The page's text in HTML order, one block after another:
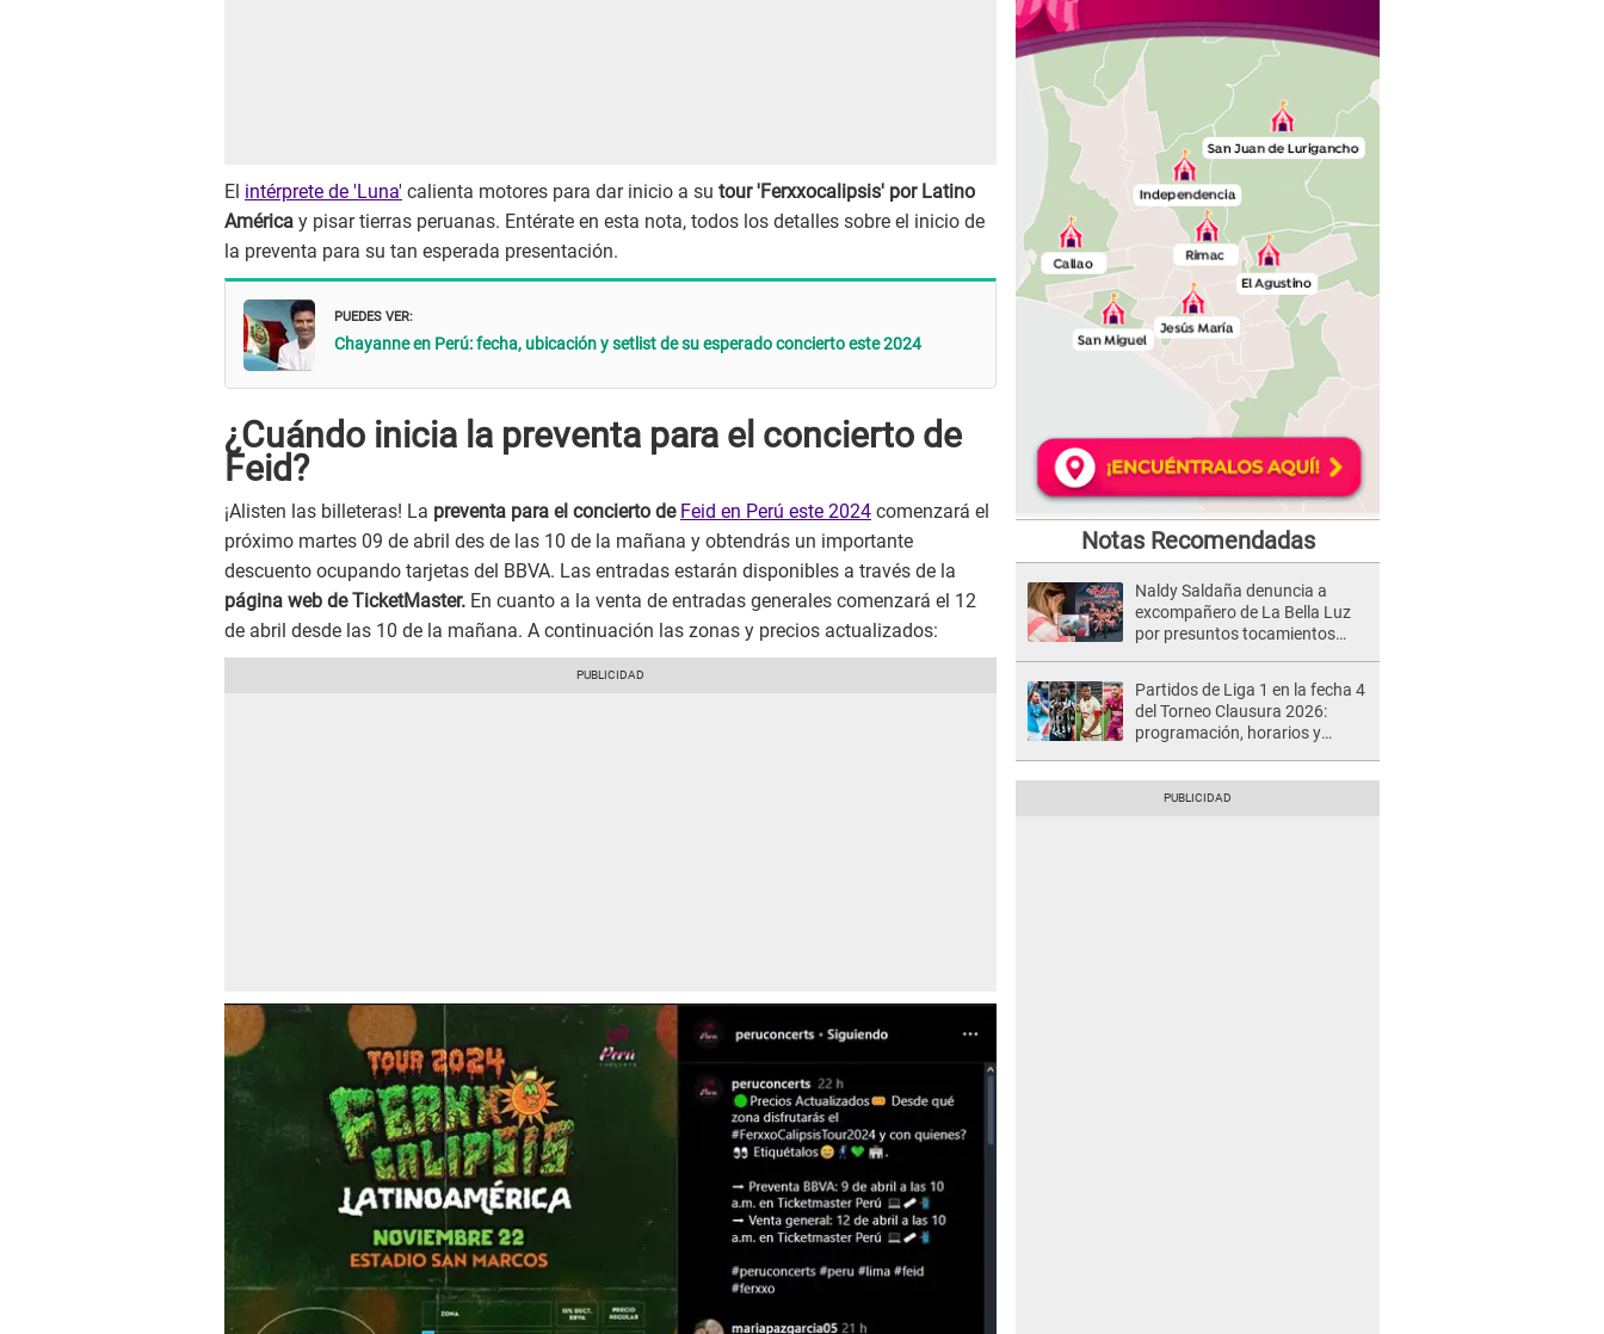
El intérprete de 'Luna' calienta motores para dar inicio a su tour 'Ferxxocalipsis' por Latino
América y pisar tierras peruanas. Entérate en esta nota, todos los detalles sobre el inicio de
la preventa para su tan esperada presentación.
PUEDES VER:
Chayanne en Perú: fecha, ubicación y setlist de su esperado concierto este 2024
¿Cuándo inicia la preventa para el concierto de
Feid?
¡Alisten las billeteras! La preventa para el concierto de Feid en Perú este 2024 comenzará el
próximo martes 09 de abril des de las 10 de la mañana y obtendrás un importante
descuento ocupando tarjetas del BBVA. Las entradas estarán disponibles a través de la
página web de TicketMaster. En cuanto a la venta de entradas generales comenzará el 12
de abril desde las 10 de la mañana. A continuación las zonas y precios actualizados:
Notas Recomendadas
Naldy Saldaña denuncia a
excompañero de La Bella Luz
por presuntos tocamientos
Partidos de Liga 1 en la fecha 4
del Torneo Clausura 2026:
programación, horarios y